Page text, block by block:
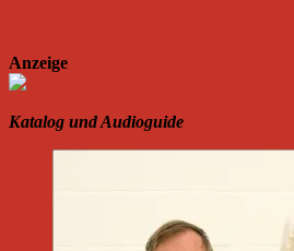
Anzeige
Katalog und Audioguide